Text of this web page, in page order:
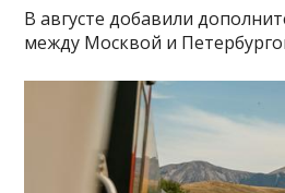
В августе добавили
между Москвой и